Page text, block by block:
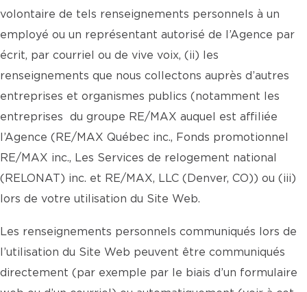
volontaire de tels renseignements personnels à un
employé ou un représentant autorisé de l’Agence par
écrit, par courriel ou de vive voix, (ii) les
renseignements que nous collectons auprès d’autres
entreprises et organismes publics (notamment les
entreprises du groupe RE/MAX auquel est affiliée
l’Agence (RE/MAX Québec inc., Fonds promotionnel
RE/MAX inc., Les Services de relogement national
(RELONAT) inc. et RE/MAX, LLC (Denver, CO)) ou (iii)
lors de votre utilisation du Site Web.
Les renseignements personnels communiqués lors de
l’utilisation du Site Web peuvent être communiqués
directement (par exemple par le biais d’un formulaire